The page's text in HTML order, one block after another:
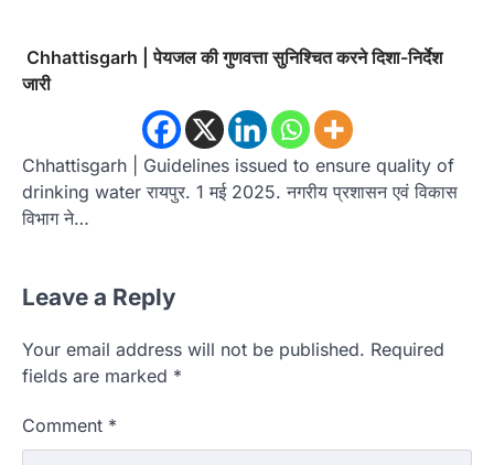
Chhattisgarh | पेयजल की गुणवत्ता सुनिश्चित करने दिशा-निर्देश
जारी
Chhattisgarh | Guidelines issued to ensure quality of
drinking water रायपुर. 1 मई 2025. नगरीय प्रशासन एवं विकास
विभाग ने…
Leave a Reply
Your email address will not be published. Required
fields are marked *
Comment *